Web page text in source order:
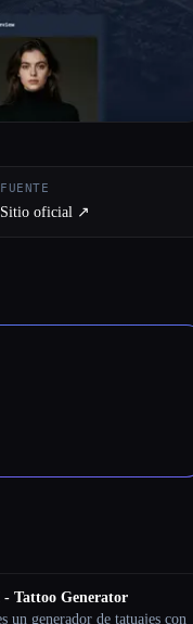
FUENTE
Sitio oficial ↗︎
Tattoo Generator
un generador de tatuajes con